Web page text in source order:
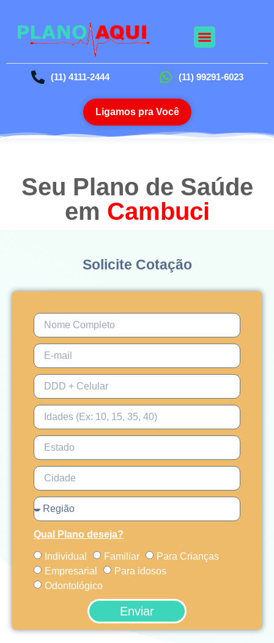
(11) 4111-2444 (11) 99291-6023
Ligamos pra Você
Seu Plano de Saúde
em Cambuci
Solicite Cotação
Qual Plano deseja?
Individual Familiar
Para Crianças
Empresarial
Para idosos
Odontológico
Enviar